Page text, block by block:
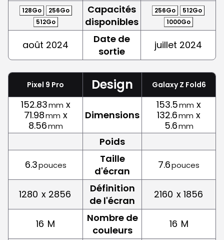
128Go
256Go
512Go
Capacités
disponibles
256Go
512Go
1000Go
août 2024
Date de
sortie
juillet 2024
Pixel 9 Pro Design Galaxy Z Fold6
152.83mm x
71.98mm x
8.56mm
Dimensions
153.5mm x
132.6mm x
5.6mm
Poids
6.3pouces
Taille
d'écran
7.6pouces
1280 x 2856
Définition
de l'écran
2160 x 1856
16 M
Nombre de
couleurs
16 M